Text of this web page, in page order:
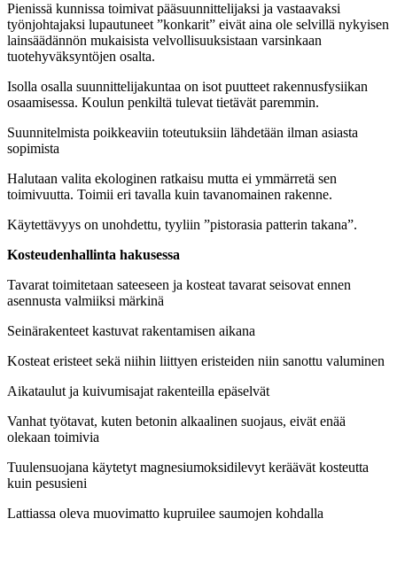
Pienissä kunnissa toimivat pääsuunnittelijaksi ja vastaavaksi
työnjohtajaksi lupautuneet ”konkarit” eivät aina ole selvillä nykyisen
lainsäädännön mukaisista velvollisuuksistaan varsinkaan
tuotehyväksyntöjen osalta.
Isolla osalla suunnittelijakuntaa on isot puutteet rakennusfysiikan
osaamisessa. Koulun penkiltä tulevat tietävät paremmin.
Suunnitelmista poikkeaviin toteutuksiin lähdetään ilman asiasta
sopimista
Halutaan valita ekologinen ratkaisu mutta ei ymmärretä sen
toimivuutta. Toimii eri tavalla kuin tavanomainen rakenne.
Käytettävyys on unohdettu, tyyliin ”pistorasia patterin takana”.
Kosteudenhallinta hakusessa
Tavarat toimitetaan sateeseen ja kosteat tavarat seisovat ennen
asennusta valmiiksi märkinä
Seinärakenteet kastuvat rakentamisen aikana
Kosteat eristeet sekä niihin liittyen eristeiden niin sanottu valuminen
Aikataulut ja kuivumisajat rakenteilla epäselvät
Vanhat työtavat, kuten betonin alkaalinen suojaus, eivät enää
olekaan toimivia
Tuulensuojana käytetyt magnesiumoksidilevyt keräävät kosteutta
kuin pesusieni
Lattiassa oleva muovimatto kupruilee saumojen kohdalla